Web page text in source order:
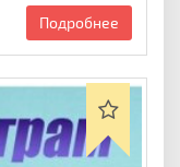
Подробнее